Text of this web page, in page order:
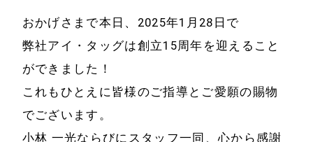
おかげさまで本日、2025年1月28日で
弊社アイ・タッグは創立15周年を迎えること
ができました！
これもひとえに皆様のご指導とご愛願の賜物
でございます。
小林 一光ならびにスタッフ一同、心から感謝